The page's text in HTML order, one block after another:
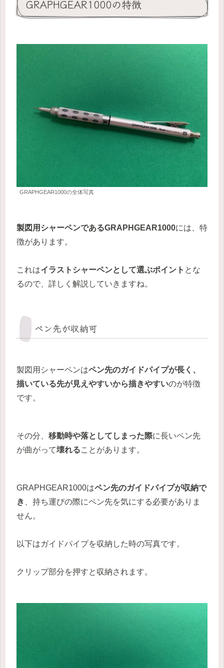
GRAPHGEAR1000の特徴
GRAPHGEAR1000の全体写真
製図用シャーペンであるGRAPHGEAR1000には、特
徴があります。
これはイラストシャーペンとして選ぶポイント とな
るので、詳しく解説していきますね。
ペン先が収納可
製図用シャーペンはペン先のガイドパイプが長く、
描いている先が見えやすいから描きやすいのが特徴
です。
その分、 移動時や落としてしまった際に長いペン先
が曲がって壊れることがあります。
GRAPHGEAR1000はペン先のガイドパイプが収納で
き
、持ち運びの際にペン先を気にする必要がありま
せん。
以下はガイドパイプを収納した時の写真です。
クリップ部分を押すと収納されます。